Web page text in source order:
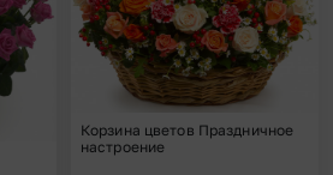
Корзина цветов Праздничное
настроение